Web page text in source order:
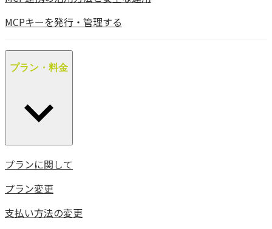
MCPキーを発行・管理する
プラン・料金
プランに関して
プラン変更
支払い方法の変更